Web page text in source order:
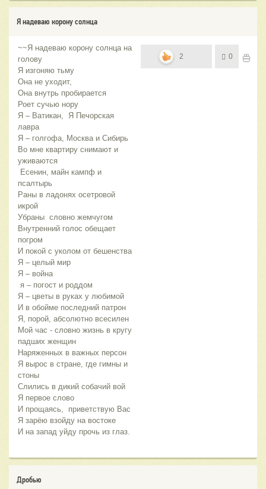
Я надеваю корону солнца
~~Я надеваю корону солнца на
голову
Я изгоняю тьму
Она не уходит,
Она внутрь пробирается
Роет сучью нору
Я – Ватикан, Я Печорская
лавра
Я – голгофа, Москва и Сибирь
Во мне квартиру снимают и
уживаются
Есенин, майн кампф и
псалтырь
Раны в ладонях осетровой
икрой
Убраны словно жемчугом
Внутренний голос обещает
погром
И покой с уколом от бешенства
Я – целый мир
Я – война
я – погост и роддом
Я – цветы в руках у любимой
И в обойме последний патрон
Я, порой, абсолютно всесилен
Мой час - словно жизнь в кругу
падших женщин
Наряженных в важных персон
Я вырос в стране, где гимны и
стоны
Слились в дикий собачий вой
Я первое слово
И прощаясь, приветствую Вас
Я зарёю взойду на востоке
И на запад уйду прочь из глаз.
2 0
Дробью